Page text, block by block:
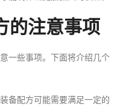
的注意事项
一些事项。下面将介绍几个
备配方可能需要满足一定的